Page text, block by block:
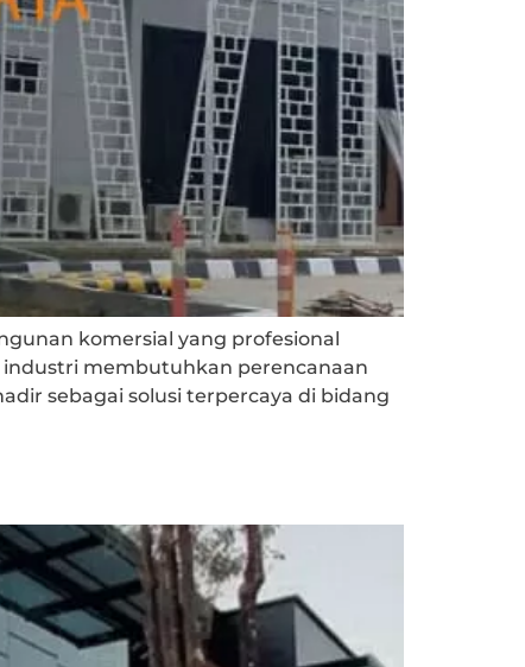
komersial yang profesional
membutuhkan perencanaan
sebagai solusi terpercaya di bidang